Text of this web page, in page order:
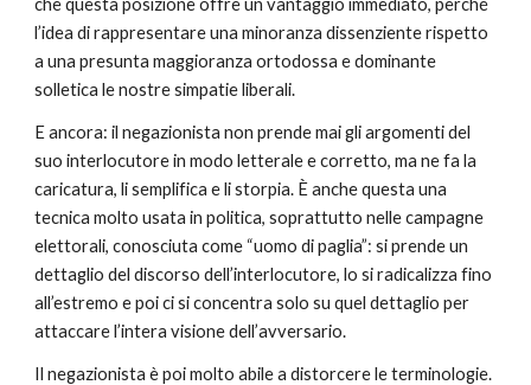
che questa posizione offre un vantaggio immediato, perché
l’idea di rappresentare una minoranza dissenziente rispetto
a una presunta maggioranza ortodossa e dominante
solletica le nostre simpatie liberali.
E ancora: il negazionista non prende mai gli argomenti del
suo interlocutore in modo letterale e corretto, ma ne fa la
caricatura, li semplifica e li storpia. È anche questa una
tecnica molto usata in politica, soprattutto nelle campagne
elettorali, conosciuta come “uomo di paglia”: si prende un
dettaglio del discorso dell’interlocutore, lo si radicalizza fino
all’estremo e poi ci si concentra solo su quel dettaglio per
attaccare l’intera visione dell’avversario.
Il negazionista è poi molto abile a distorcere le terminologie.